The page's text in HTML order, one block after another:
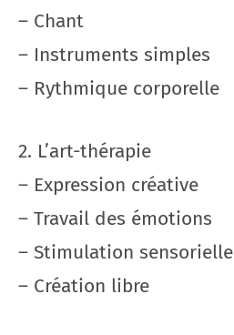
– Chant
– Instruments simples
– Rythmique corporelle
2. L’art-thérapie
– Expression créative
– Travail des émotions
– Stimulation sensorielle
– Création libre